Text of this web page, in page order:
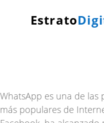
Estrato
WhatsApp es una de las
más populares de